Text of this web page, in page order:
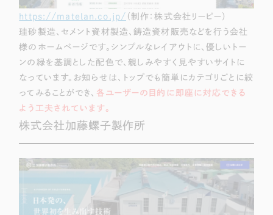
https://matelan.co.jp/ （制作：株式会社リーピー）
珪砂製造、セメント資材製造、鋳造資材販売などを行う会社
様のホームページです。シンプルなレイアウトに、優しいトー
ンの緑を基調とした配色で、親しみやすく見やすいサイトに
なっています。お知らせは、トップでも簡単にカテゴリごとに絞
ってみることができ、 各ユーザーの目的に即座に対応できる
よう工夫されています。
株式会社加藤螺子製作所